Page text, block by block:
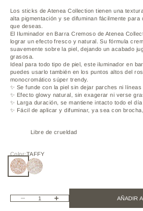
Los sticks de Atenea Collection tienen una
alta pigmentación y se difuminan fácilmente
que deseas.
El Iluminador en Barra Cremoso de Atenea
lograr un efecto fresco y natural. Su fórmula
suavemente sobre la piel, dejando un acabado
grasosa.
Ideal para todo tipo de piel, este iluminador en
puedes usarlo también en los puntos altos del
monocromático súper trendy.
✨ Se funde con la piel sin dejar parches ni líneas
✨ Efecto glowy natural, sin exagerar ni verse
✨ Larga duración, se mantiene intacto todo el
✨ Fácil de aplicar y difuminar, ya sea con
Libre de crueldad
Color:TAFFY
TAFFYSUNSHINE
Reducir cantidadAumentar cantidad AÑADIR